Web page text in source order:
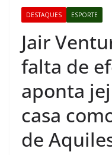
DESTAQUES ESPORTE
Jair
falta de
aponta
casa
de